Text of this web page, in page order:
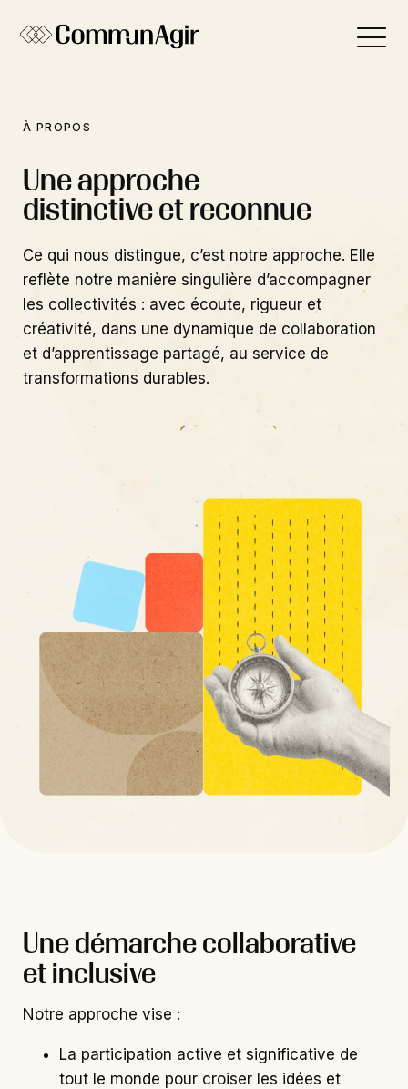
À PROPOS
Une approche
distinctive et reconnue
Ce qui nous distingue, c’est notre approche. Elle
reflète notre manière singulière d’accompagner
les collectivités : avec écoute, rigueur et
créativité, dans une dynamique de collaboration
et d’apprentissage partagé, au service de
transformations durables.
Une démarche collaborative
et inclusive
Notre approche vise :
La participation active et significative de
tout le monde pour croiser les idées et